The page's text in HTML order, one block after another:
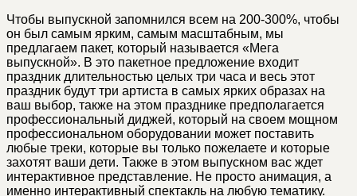
Чтобы выпускной запомнился всем на 200-300%, чтобы
он был самым ярким, самым масштабным, мы
предлагаем пакет, который называется «Мега
выпускной». В это пакетное предложение входит
праздник длительностью целых три часа и весь этот
праздник будут три артиста в самых ярких образах на
ваш выбор, также на этом празднике предполагается
профессиональный диджей, который на своем мощном
профессиональном оборудовании может поставить
любые треки, которые вы только пожелаете и которые
захотят ваши дети. Также в этом выпускном вас ждет
интерактивное представление. Не просто анимация, а
именно интерактивный спектакль на любую тематику.